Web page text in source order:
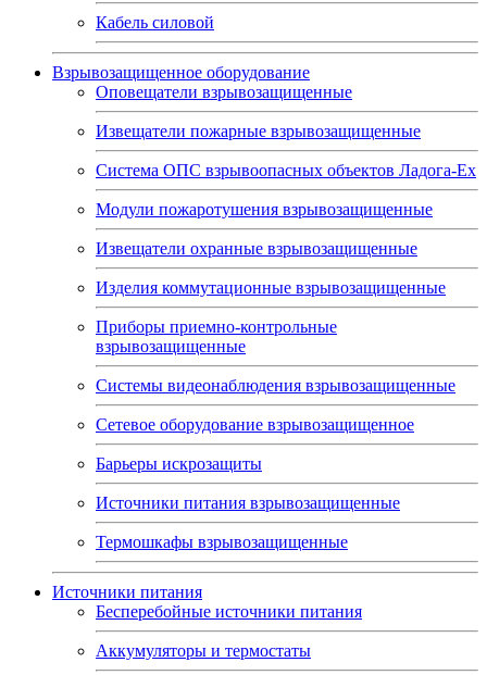
Кабель силовой
Взрывозащищенное оборудование
Оповещатели взрывозащищенные
Извещатели пожарные взрывозащищенные
Система ОПС взрывоопасных объектов Ладога-Ex
Модули пожаротушения взрывозащищенные
Извещатели охранные взрывозащищенные
Изделия коммутационные взрывозащищенные
Приборы приемно-контрольные
взрывозащищенные
Системы видеонаблюдения взрывозащищенные
Сетевое оборудование взрывозащищенное
Барьеры искрозащиты
Источники питания взрывозащищенные
Термошкафы взрывозащищенные
Источники питания
Бесперебойные источники питания
Аккумуляторы и термостаты